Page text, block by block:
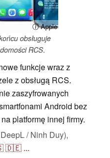
ⓘ Apple
obsługuje
RCS.
funkcje wraz z
z obsługą RCS.
zaszyfrowanych
Android bez
platformę innej firmy.
DeepL / Ninh Duy),
🇩🇪 ...